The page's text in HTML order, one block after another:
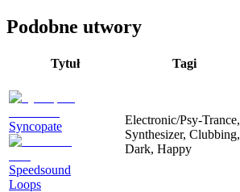
Podobne utwory
Tytuł Tagi
Syncopate
Speedsound
Loops
Electronic/Psy-Trance,
Synthesizer, Clubbing,
Dark, Happy